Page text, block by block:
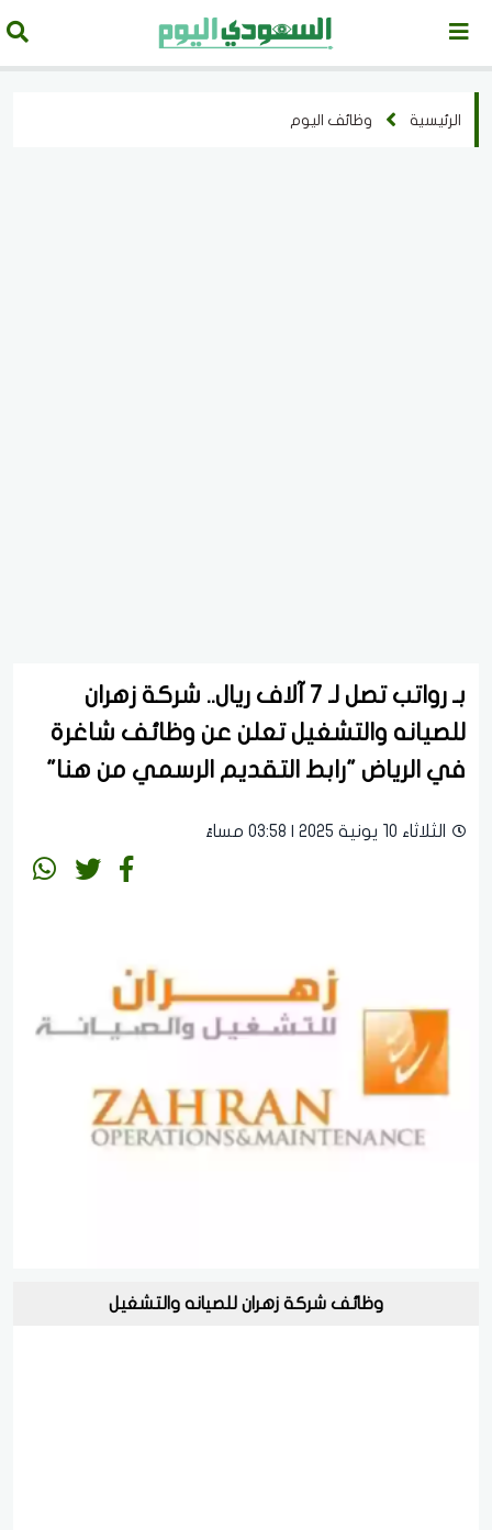
الرئيسية وظائف اليوم
بـ رواتب تصل لـ 7 آلاف ريال.. شركة زهران
للصيانه والتشغيل تعلن عن وظائف شاغرة
في الرياض "رابط التقديم الرسمي من هنا"
الثلاثاء 10 يونية 2025 | 03:58 مساءً
وظائف شركة زهران للصيانه والتشغيل